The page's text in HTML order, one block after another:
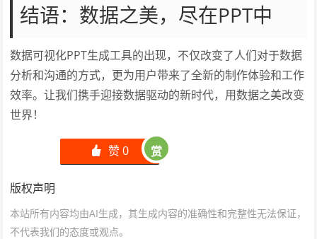
结语：数据之美，尽在PPT中
数据可视化PPT生成工具的出现，不仅改变了人们对于数据
分析和沟通的方式，更为用户带来了全新的制作体验和工作
效率。让我们携手迎接数据驱动的新时代，用数据之美改变
世界！
󰄼 赞0 赏
版权声明
本站所有内容均由AI生成，其生成内容的准确性和完整性无法保证，
不代表我们的态度或观点。